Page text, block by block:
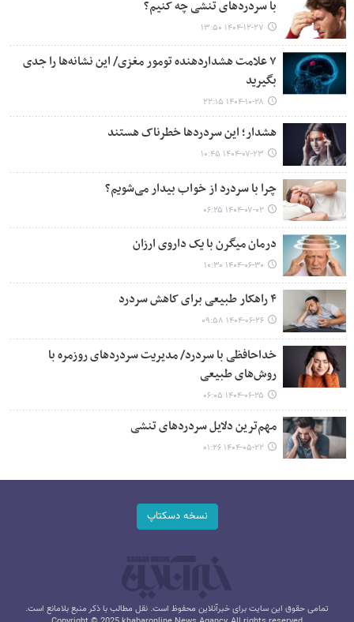
با سردردهای تنشی چه کنیم؟
۱۴۰۴-۱۲-۲۷ ۱۳:۵۰
۷ علامت هشداردهنده تومور مغزی/ این نشانه‌ها را جدی
بگیرید
۱۴۰۴-۱۰-۲۸ ۲۲:۱۵
هشدار؛ این سردردها خطرناک هستند
۱۴۰۴-۰۷-۲۳ ۱۰:۴۵
چرا با سردرد از خواب بیدار می‌شویم؟
۱۴۰۴-۰۷-۰۲ ۰۶:۲۵
درمان میگرن با یک داروی ارزان‌
۱۴۰۴-۰۶-۳۰ ۱۰:۳۰
۴ راهکار طبیعی برای کاهش سردرد
۱۴۰۴-۰۶-۲۶ ۰۹:۵۸
خداحافظی با سردرد/ مدیریت سردردهای روزمره با
روش‌های طبیعی
۱۴۰۴-۰۶-۲۵ ۰۶:۰۵
مهم‌ترین دلایل سردردهای تنشی
۱۴۰۴-۰۵-۲۲ ۰۱:۲۶
نسخه دسکتاپ
تمامی حقوق این سایت برای خبرآنلاین محفوظ است. نقل مطالب با ذکر منبع بلامانع است.